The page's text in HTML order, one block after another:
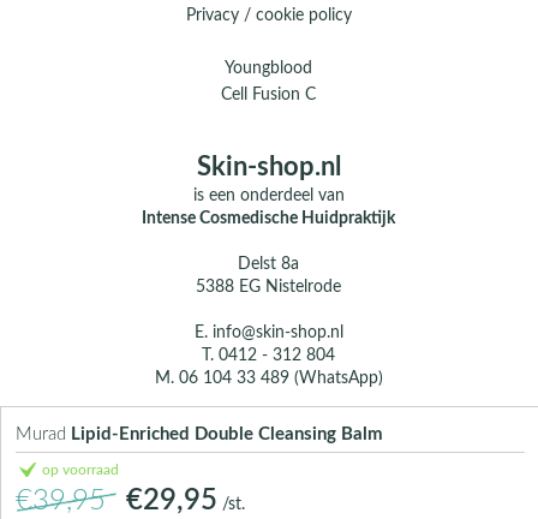
Murad Lipid-Enriched Double Cleansing Balm
op voorraad
€39,95 €29,95 /st.
Privacy / cookie policy
Youngblood
Cell Fusion C
Skin-shop.nl
is een onderdeel van
Intense Cosmedische Huidpraktijk
Delst 8a
5388 EG Nistelrode
E. info@skin-shop.nl
T.0412 - 312 804
M. 06 104 33 489 (WhatsApp)
Over ons